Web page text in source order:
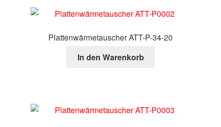
Plattenwärmetauscher ATT-P-34-20
In den Warenkorb